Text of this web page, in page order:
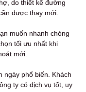
do thiết kế đường
được thay mới.
muốn nhanh chóng
tối ưu nhất khi
mới.
ngày phổ biến. Khách
ty có dịch vụ tốt, uy